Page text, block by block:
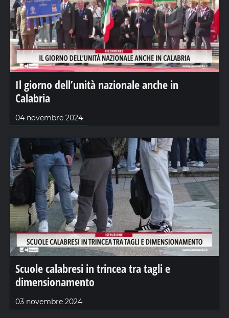
Il giorno dell’unità nazionale anche in
Calabria
04 novembre 2024
Scuole calabresi in trincea tra tagli e
dimensionamento
03 novembre 2024